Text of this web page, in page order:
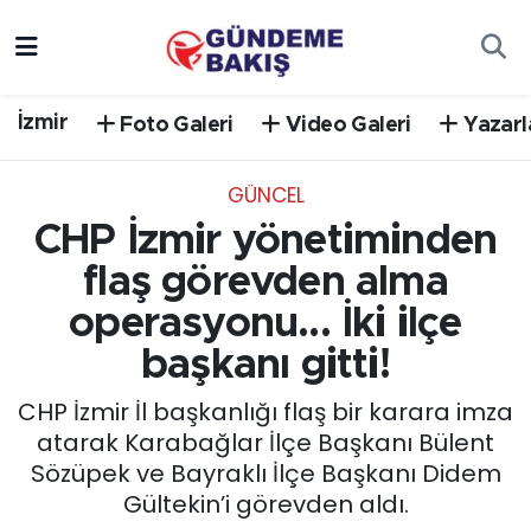
İzmir Foto Galeri Video Galeri
GÜNCEL
CHP İzmir yönetiminden
flaş görevden alma
operasyonu... İki ilçe
başkanı gitti!
CHP İzmir İl başkanlığı flaş bir karara imza
atarak Karabağlar İlçe Başkanı Bülent
Sözüpek ve Bayraklı İlçe Başkanı Didem
Gültekin’i görevden aldı.
DÜNYA
EGE
EĞİTİM
EKONOMİ
English News
GÜNCEL
Trafik Durumu
Süper Lig Puan Durumu ve Fikstür
Tüm Manşetler
Son Dakika Haberleri
Haber Arşivi